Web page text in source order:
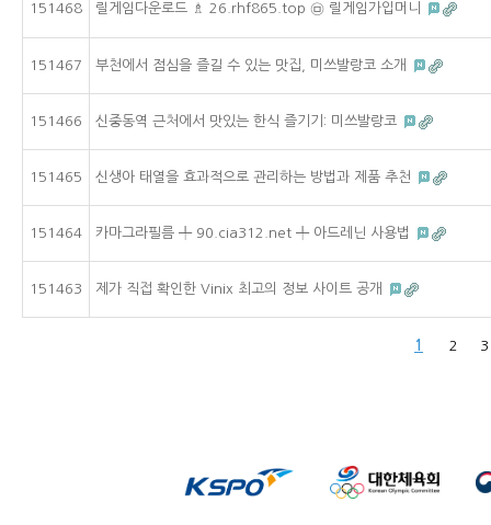
151468 릴게임다운로드 ♗ 26.rhf865.top ㉤ 릴게임가입머니
151467 부천에서 점심을 즐길 수 있는 맛집, 미쓰발랑코 소개
151466 신중동역 근처에서 맛있는 한식 즐기기: 미쓰발랑코
151465 신생아 태열을 효과적으로 관리하는 방법과 제품 추천
151464 카마그라필름 ╇ 90.cia312.net ╇ 아드레닌 사용법
151463 제가 직접 확인한 Vinix 최고의 정보 사이트 공개
1 2 3